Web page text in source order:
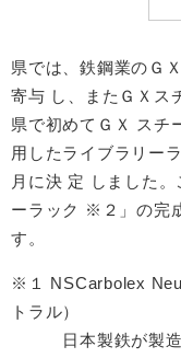
県では、鉄鋼業のＧ
寄与 し、またＧＸス
県で初めてＧＸ ス
用したライブラリー
月に決 定 しました
ーラック ※２」の完
す。
※１ NSCarbolex
トラル）
日本製鉄が製造プ